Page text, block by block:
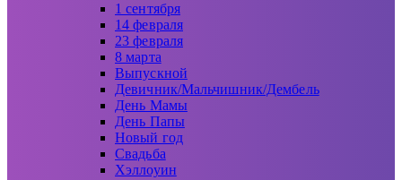
1 сентября
14 февраля
23 февраля
8 марта
Выпускной
Девичник/Мальчишник/Дембель
День Мамы
День Папы
Новый год
Свадьба
Хэллоуин